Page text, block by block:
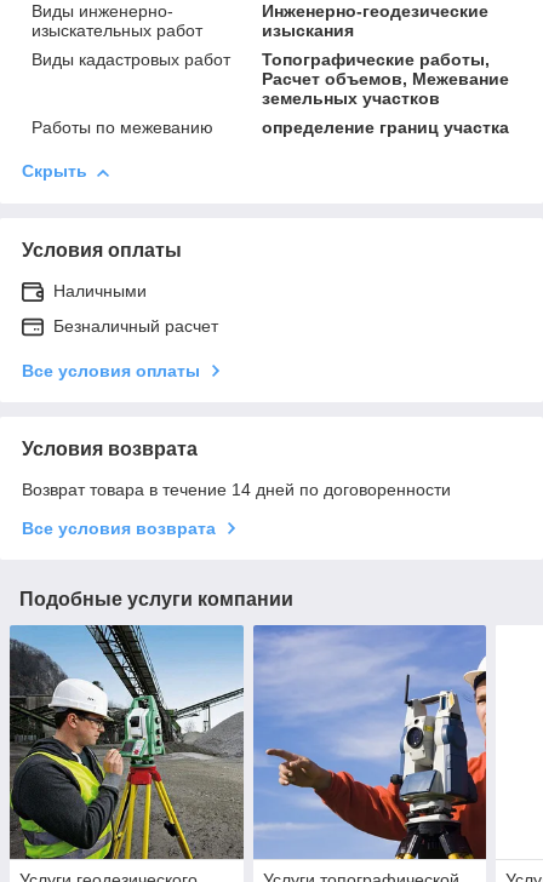
Виды инженерно-
изыскательных работ
Инженерно-геодезические
изыскания
Виды кадастровых работ
Топографические работы,
Расчет объемов, Межевание
земельных участков
Работы по межеванию
определение границ участка
Скрыть
Условия оплаты
Наличными
Безналичный расчет
Все условия оплаты
Условия возврата
Возврат товара в течение 14 дней по договоренности
Все условия возврата
Подобные услуги компании